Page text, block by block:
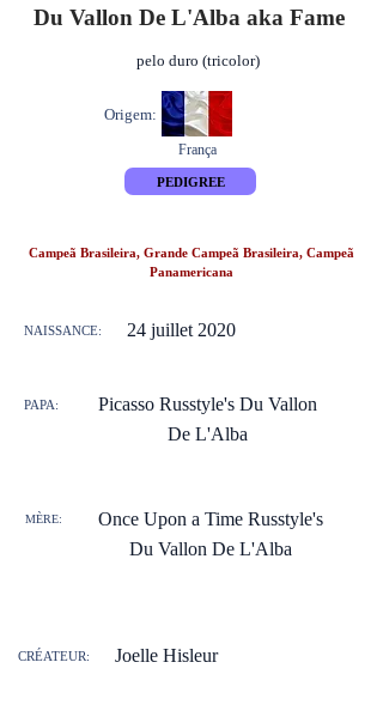
Du Vallon De L'Alba aka Fame
pelo duro (tricolor)
Origem:
França
PEDIGREE
Campeã Brasileira, Grande Campeã Brasileira, Campeã
Panamericana
24 juillet 2020
NAISSANCE:
PAPA:
Picasso Russtyle's Du Vallon
De L'Alba
MÈRE:
Once Upon a Time Russtyle's
Du Vallon De L'Alba
Joelle Hisleur
CRÉATEUR: